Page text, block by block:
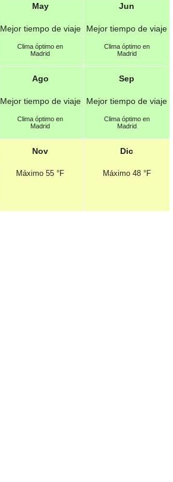
May
Mejor tiempo de viaje
Clima óptimo en
Madrid
Jun
Mejor tiempo de viaje
Clima óptimo en
Madrid
Ago
Mejor tiempo de viaje
Clima óptimo en
Madrid
Sep
Mejor tiempo de viaje
Clima óptimo en
Madrid
Nov
Máximo 55 °F
Dic
Máximo 48 °F